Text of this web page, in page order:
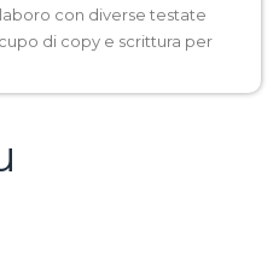
con diverse testate
di copy e scrittura per